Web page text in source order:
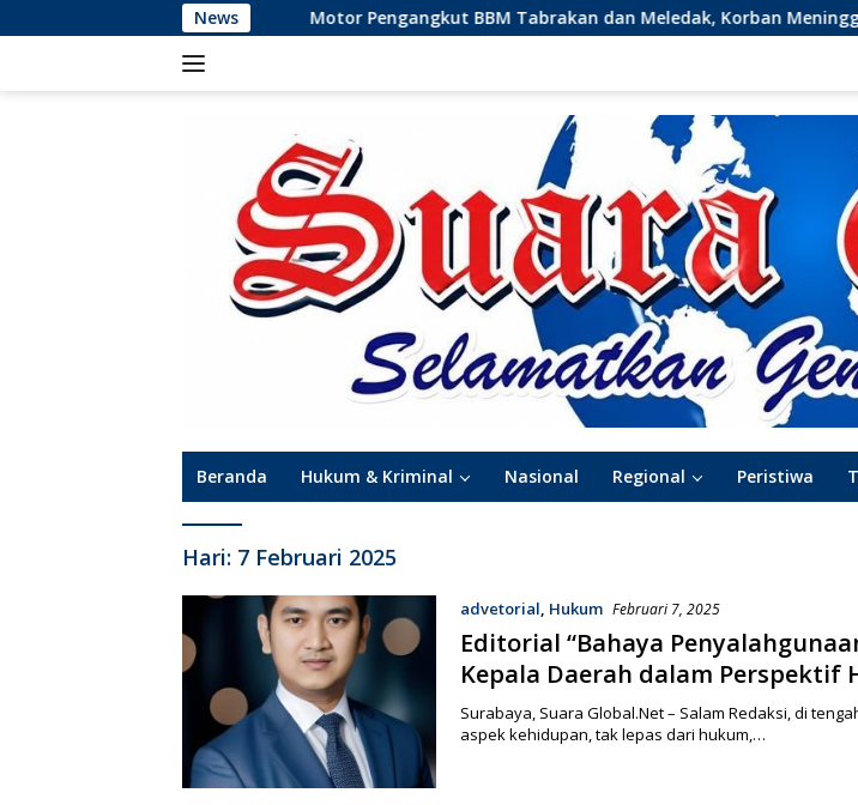
ke
News
Motor Pengangkut BBM Tabrakan dan Meledak, Korban Meninggal Dunia
Beranda Hukum & Kriminal Nasional Regional Peristiwa
Hari: 7 Februari 2025
advetorial, Hukum Februari 7, 2025
Editorial “Bahaya
Kepala Daerah dalam Perspektif
Surabaya, Suara Global.Net – Salam Redaksi, di
aspek kehidupan, tak lepas dari hukum,…